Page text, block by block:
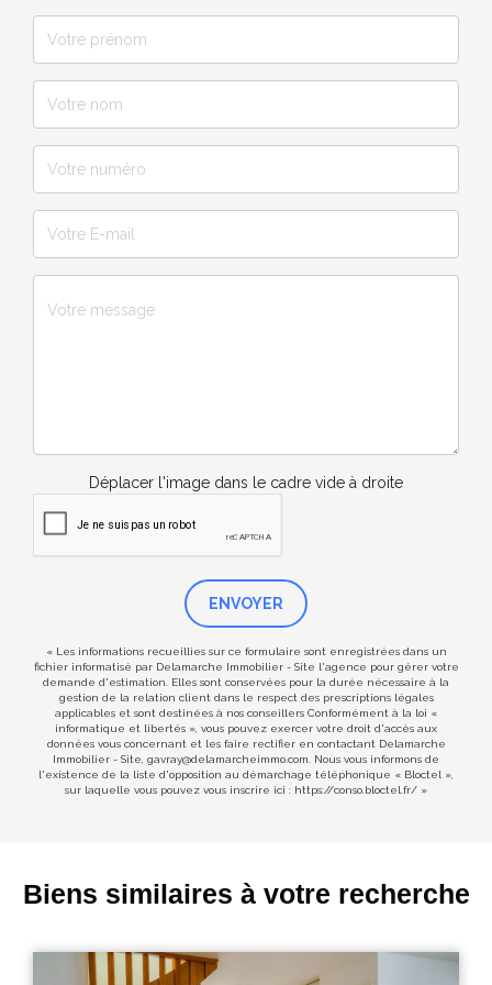
Déplacer l'image dans le cadre vide à droite
ENVOYER
« Les informations recueillies sur ce formulaire sont enregistrées dans un
fichier informatisé par Delamarche Immobilier - Site l'agence pour gérer votre
demande d'estimation. Elles sont conservées pour la durée nécessaire à la
gestion de la relation client dans le respect des prescriptions légales
applicables et sont destinées à nos conseillers Conformément à la loi «
informatique et libertés », vous pouvez exercer votre droit d'accès aux
données vous concernant et les faire rectifier en contactant Delamarche
Immobilier - Site, gavray@delamarcheimmo.com. Nous vous informons de
l'existence de la liste d'opposition au démarchage téléphonique « Bloctel »,
sur laquelle vous pouvez vous inscrire ici : https://conso.bloctel.fr/ »
Biens similaires à votre recherche